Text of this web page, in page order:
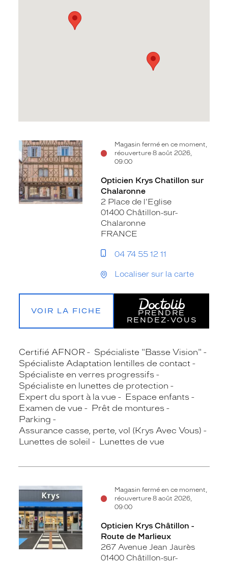
Magasin fermé en ce moment,
réouverture 8 août 2026,
09:00
Voir
la
fiche
Opticien Krys Chatillon sur
Chalaronne
2 Place de l'Eglise
01400 Châtillon-sur-
Chalaronne
FRANCE
04 74 55 12 11
Localiser sur la carte
VOIR LA FICHE
PRENDRE
RENDEZ‑VOUS
Certifié AFNOR
Spécialiste "Basse Vision"
Spécialiste Adaptation lentilles de contact
Spécialiste en verres progressifs
Spécialiste en lunettes de protection
Expert du sport à la vue
Espace enfants
Examen de vue
Prêt de montures
Parking
Assurance casse, perte, vol (Krys Avec Vous)
Lunettes de soleil
Lunettes de vue
Magasin fermé en ce moment,
réouverture 8 août 2026,
09:00
Voir
la
fiche
Opticien Krys Châtillon -
Route de Marlieux
267 Avenue Jean Jaurès
01400 Châtillon-sur-